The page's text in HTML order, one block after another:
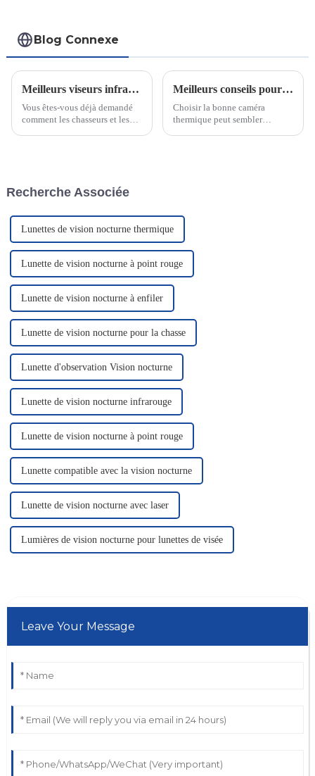
Blog Connexe
Meilleurs viseurs infrarouges pour chasseurs et professionnels de la tactique en 2025
Vous êtes-vous déjà demandé
comment les chasseurs et les
thermiques et transforment les
nettes…
Meilleurs conseils pour choisir la bonne caméra thermique
Choisir la bonne caméra
thermique peut sembler
Recherche Associée
Lunettes de vision nocturne thermique
Lunette de vision nocturne à point rouge
Lunette de vision nocturne à enfiler
Lunette de vision nocturne pour la chasse
Lunette d'observation Vision nocturne
Lunette de vision nocturne infrarouge
Lunette de vision nocturne à point rouge
Lunette compatible avec la vision nocturne
Lunette de vision nocturne avec laser
Lumières de vision nocturne pour lunettes de visée
Leave Your Message